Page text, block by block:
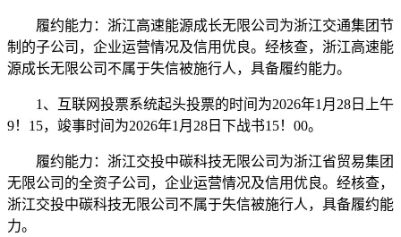
履约能力：浙江高速能源成长无限公司为浙江交通集团节
制的子公司，企业运营情况及信用优良。经核查，浙江高速能
源成长无限公司不属于失信被施行人，具备履约能力。
1、互联网投票系统起头投票的时间为2026年1月28日上午
9！15，竣事时间为2026年1月28日下战书15！00。
履约能力：浙江交投中碳科技无限公司为浙江省贸易集团
无限公司的全资子公司，企业运营情况及信用优良。经核查，
浙江交投中碳科技无限公司不属于失信被施行人，具备履约能
力。